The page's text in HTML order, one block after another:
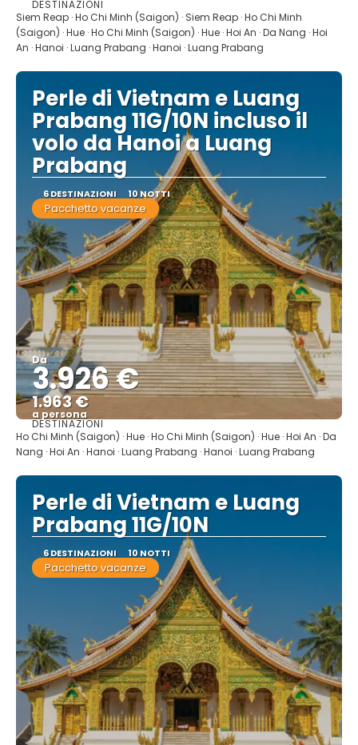
Vedere
DESTINAZIONI
Siem Reap · Ho Chi Minh (Saigon) · Siem Reap · Ho Chi Minh
(Saigon) · Hue · Ho Chi Minh (Saigon) · Hue · Hoi An · Da Nang · Hoi
An · Hanoi · Luang Prabang · Hanoi · Luang Prabang
Perle di Vietnam e Luang
Prabang 11G/10N incluso il
volo da Hanoi a Luang
Prabang
6 DESTINAZIONI 10 NOTTI
Pacchetto vacanze
Da
3.926 €
1.963 €
a persona
Vedere
DESTINAZIONI
Ho Chi Minh (Saigon) · Hue · Ho Chi Minh (Saigon) · Hue · Hoi An · Da
Nang · Hoi An · Hanoi · Luang Prabang · Hanoi · Luang Prabang
Perle di Vietnam e Luang
Prabang 11G/10N
6 DESTINAZIONI 10 NOTTI
Pacchetto vacanze